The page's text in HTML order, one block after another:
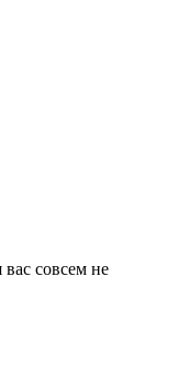
совсем не